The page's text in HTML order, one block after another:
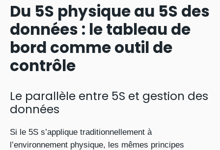
Du 5S physique au 5S des
données : le tableau de
bord comme outil de
contrôle
Le parallèle entre 5S et gestion des
données
Si le 5S s’applique traditionnellement à
l’environnement physique, les mêmes principes